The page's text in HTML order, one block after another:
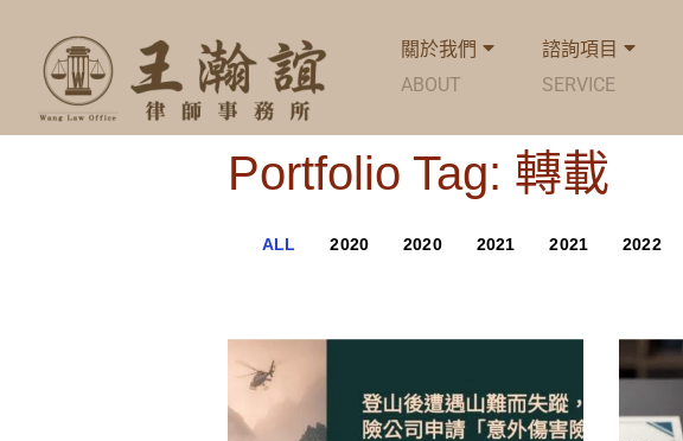
關於我們
ABOUT
諮詢項目
SERVICE
Portfolio Tag: 轉載
ALL 2020 2020 2021 2021 2022